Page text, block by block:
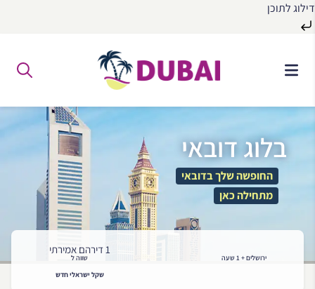
דילוג לתוכן
התוכן
בלוג דובאי
החופשה שלך בדובאי
מתחילה כאן
ירושלים + 1 שעה
1 דירהם אמירתי
שווה ל
שקל ישראלי חדש